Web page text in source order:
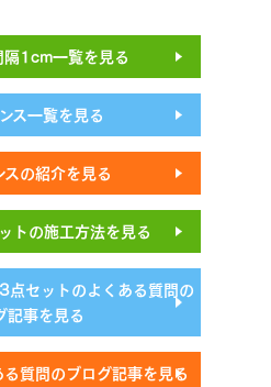
隔1cm一覧を見る
ス一覧を見る
の紹介を見る
トの施工方法を見る
点セットのよくある質問の
記事を見る
質問のブログ記事を見る